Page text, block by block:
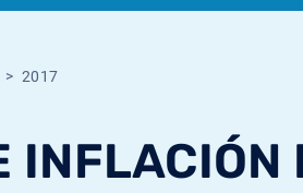
2017
INFLACIÓN